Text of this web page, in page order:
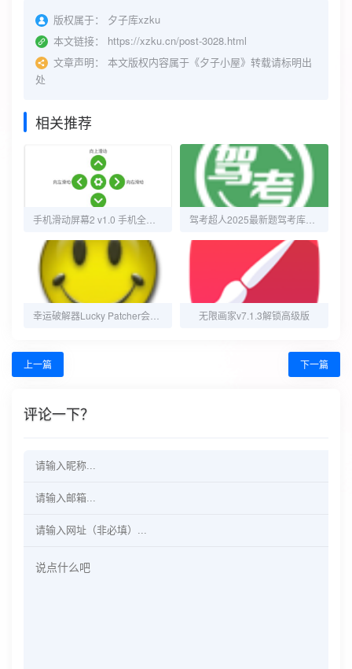
版权属于：
夕子库xzku
本文链接：
https://xzku.cn/post-3028.html
文章声明：
本文版权内容属于《夕子小屋》转载请标明出
处
相关推荐
无限画家v7.1.3解锁高级版
上一篇 下一篇
评论一下？